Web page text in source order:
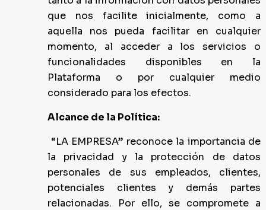
que nos facilite inicialmente, como a
aquella nos pueda facilitar en cualquier
momento, al acceder a los servicios o
funcionalidades disponibles en la
Plataforma o por cualquier medio
considerado para los efectos.
Alcance de la Política:
“LA EMPRESA” reconoce la importancia de
la privacidad y la protección de datos
personales de sus empleados, clientes,
potenciales clientes y demás partes
relacionadas. Por ello, se compromete a